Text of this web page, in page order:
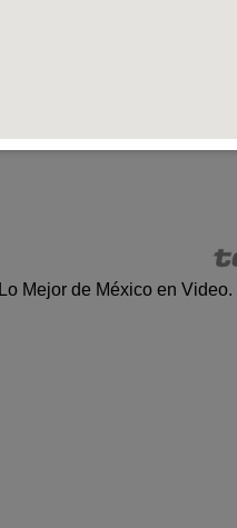
Lo Mejor de México en